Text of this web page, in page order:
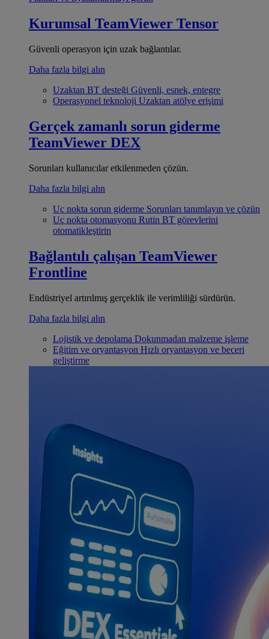
Kurumsal TeamViewer Tensor
Güvenli operasyon için uzak bağlantılar.
Daha fazla bilgi alın
Uzaktan BT desteği Güvenli, esnek, entegre
Operasyonel teknoloji Uzaktan atölye erişimi
Gerçek zamanlı sorun giderme
TeamViewer DEX
Sorunları kullanıcılar etkilenmeden çözün.
Daha fazla bilgi alın
Uç nokta sorun giderme Sorunları tanımlayın ve çözün
Uç nokta otomasyonu Rutin BT görevlerini
otomatikleştirin
Bağlantılı çalışan TeamViewer
Frontline
Endüstriyel artırılmış gerçeklik ile verimliliği sürdürün.
Daha fazla bilgi alın
Lojistik ve depolama Dokunmadan malzeme işleme
Eğitim ve oryantasyon Hızlı oryantasyon ve beceri
geliştirme